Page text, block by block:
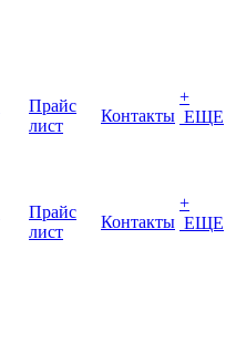
Прайс
лист
Контакты
+
ЕЩЕ
Прайс
лист
Контакты
+
ЕЩЕ